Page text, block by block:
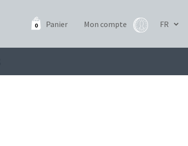
0 Panier Mon compte